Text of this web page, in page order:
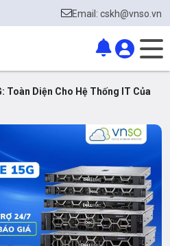
Email: cskh@vnso.vn
Toàn Diện Cho Hệ Thống IT Của